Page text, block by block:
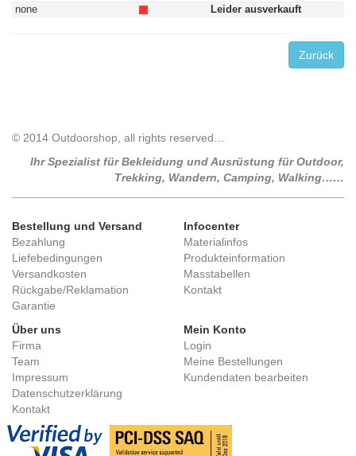
none
Leider ausverkauft
Zurück
© 2014 Outdoorshop, all rights reserved…
Ihr Spezialist für Bekleidung und Ausrüstung für Outdoor,
Trekking, Wandern, Camping, Walking……
Bestellung und Versand
Bezahlung
Liefebedingungen
Versandkosten
Rückgabe/Reklamation
Garantie
Infocenter
Materialinfos
Produkteinformation
Masstabellen
Kontakt
Über uns
Firma
Team
Impressum
Datenschutzerklärung
Kontakt
Mein Konto
Login
Meine Bestellungen
Kundendaten bearbeiten